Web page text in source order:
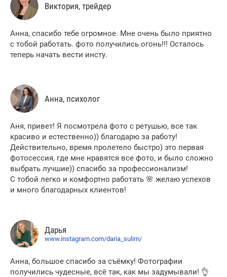
Виктория, трейдер
Анна, спасибо тебе огромное. Мне очень было приятно
с тобой работать. фото получились огонь!!! Осталось
теперь начать вести инсту.
Анна, психолог
Аня, привет! Я посмотрела фото с ретушью, все так
красиво и естественно)) благодарю за работу!
Действительно, время пролетело быстро) это первая
фотосессия, где мне нравятся все фото, и было сложно
выбрать лучшие)) спасибо за профессионализм!
С тобой легко и комфортно работать 🌸 желаю успехов
и много благодарных клиентов!
Дарья
www.instagram.com/daria_sulim/
Анна, большое спасибо за съёмку! Фотографии
получились чудесные, всё так, как мы задумывали! 👌